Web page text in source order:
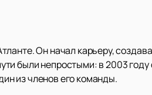
Он начал карьеру,
были непростыми: в 2003 году
из членов его команды.